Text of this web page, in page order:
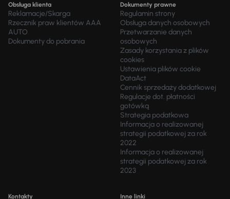
Obsługa klienta
Reklamacje/Skarga
Rzecznik praw klientów AAA
AUTO
Dokumenty do pobrania
Dokumenty prawne
Regulamin strony
Obsługa danych osobowych
Przetwarzanie danych
osobowych
Zasady korzystania z plików
cookies
Ustawienia plików cookie
DataAct
Cennik sprzedaży dodatkowej
Regulacje dot. płatności
gotówką
Strategia podatkowa
Informacja o realizowanej
strategii podatkowej za rok
2022
Informacja o realizowanej
strategii podatkowej za rok
2023
Kontakty Inne linki